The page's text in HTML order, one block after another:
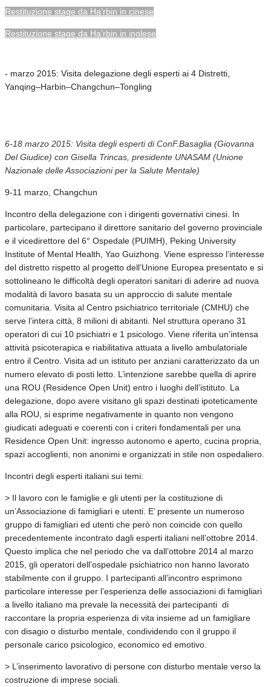
Restituzione stage da Ha’rbin in cinese
Restituzione stage da Ha’rbin in inglese
- marzo 2015: Visita delegazione degli esperti ai 4 Distretti,
Yanqing–Harbin–Changchun–Tongling
6-18 marzo 2015: Visita degli esperti di ConF.Basaglia (Giovanna
Del Giudice) con Gisella Trincas, presidente UNASAM (Unione
Nazionale delle Associazioni per la Salute Mentale)
9-11 marzo, Changchun
Incontro della delegazione con i dirigenti governativi cinesi. In
particolare, partecipano il direttore sanitario del governo provinciale
e il vicedirettore del 6° Ospedale (PUIMH), Peking University
Institute of Mental Health, Yao Guizhong. Viene espresso l’interesse
del distretto rispetto al progetto dell’Unione Europea presentato e si
sottolineano le difficoltà degli operatori sanitari di aderire ad nuova
modalità di lavoro basata su un approccio di salute mentale
comunitaria. Visita al Centro psichiatrico territoriale (CMHU) che
serve l’intera città, 8 milioni di abitanti. Nel struttura operano 31
operatori di cui 10 psichiatri e 1 psicologo. Viene riferita un’intensa
attività psicoterapica e riabilitativa attuata a livello ambulatoriale
entro il Centro. Visita ad un istituto per anziani caratterizzato da un
numero elevato di posti letto. L’intenzione sarebbe quella di aprire
una ROU (Residence Open Unit) entro i luoghi dell’istituto. La
delegazione, dopo avere visitano gli spazi destinati ipoteticamente
alla ROU, si esprime negativamente in quanto non vengono
giudicati adeguati e coerenti con i criteri fondamentali per una
Residence Open Unit: ingresso autonomo e aperto, cucina propria,
spazi accoglienti, non anonimi e organizzati in stile non ospedaliero.
Incontri degli esperti italiani sui temi:
> Il lavoro con le famiglie e gli utenti per la costituzione di
un’Associazione di famigliari e utenti. E’ presente un numeroso
gruppo di famigliari ed utenti che però non coincide con quello
precedentemente incontrato dagli esperti italiani nell’ottobre 2014.
Questo implica che nel periodo che va dall’ottobre 2014 al marzo
2015, gli operatori dell’ospedale psichiatrico non hanno lavorato
stabilmente con il gruppo. I partecipanti all’incontro esprimono
particolare interesse per l’esperienza delle associazioni di famigliari
a livello italiano ma prevale la necessità dei partecipanti di
raccontare la propria esperienza di vita insieme ad un famigliare
con disagio o disturbo mentale, condividendo con il gruppo il
personale carico psicologico, economico ed emotivo.
> L’inserimento lavorativo di persone con disturbo mentale verso la
costruzione di imprese sociali.